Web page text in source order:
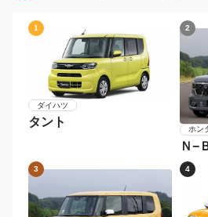
1
ダイハツ
タント
2
ホン
Ｎ−
3 4